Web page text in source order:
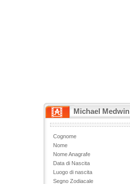
Michael Medwin
Cognome
Nome
Nome Anagrafe
Data di Nascita
Luogo di nascita
Segno Zodiacale